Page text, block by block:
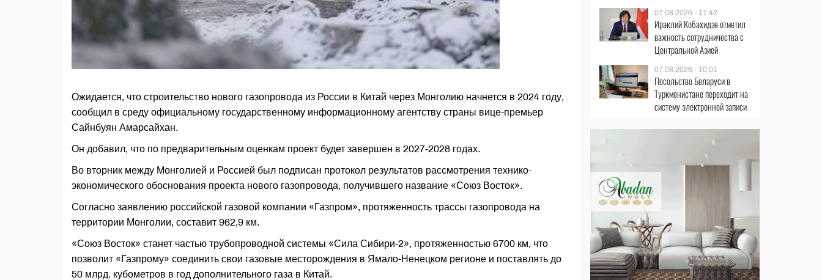
Ожидается, что строительство нового газопровода из России в Китай через Монголию начнется в 2024 году,
сообщил в среду официальному государственному информационному агентству страны вице-премьер
Сайнбуян Амарсайхан.
Он добавил, что по предварительным оценкам проект будет завершен в 2027-2028 годах.
Во вторник между Монголией и Россией был подписан протокол результатов рассмотрения технико-
экономического обоснования проекта нового газопровода, получившего название «Союз Восток».
Согласно заявлению российской газовой компании «Газпром», протяженность трассы газопровода на
территории Монголии, составит 962,9 км.
«Союз Восток» станет частью трубопроводной системы «Сила Сибири-2», протяженностью 6700 км, что
позволит «Газпрому» соединить свои газовые месторождения в Ямало-Ненецком регионе и поставлять до
50 млрд. кубометров в год дополнительного газа в Китай.
07.08.2026 - 11:42
Ираклий Кобахидзе отметил
важность сотрудничества с
Центральной Азией
07.08.2026 - 10:01
Посольство Беларуси в
Туркменистане переходит на
систему электронной записи